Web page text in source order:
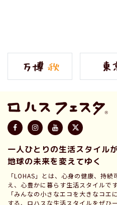
一人ひとりの生活スタイル
地球の未来を変えてゆく
「LOHAS」とは、心身の健康、持
え、心豊かに暮らす生活スタイルで
「みんなの小さなエコを大きなコエ
する、ロハスな生活スタイルをぜひ